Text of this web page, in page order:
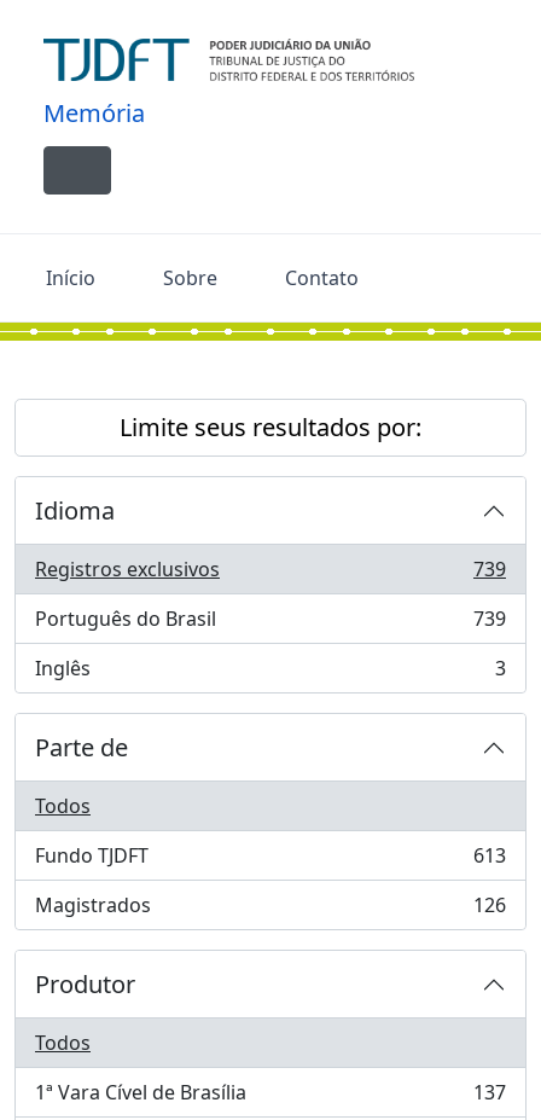
Memória
Toggle navigation
Início Sobre Contato
Limite seus resultados por:
Idioma
Registros exclusivos
, 739 resultados
739
Português do Brasil
, 739 resultados
739
Inglês
, 3 resultados 3
Parte de
Todos
Fundo TJDFT
, 613 resultados
613
Magistrados
, 126 resultados 126
Produtor
Todos
1ª Vara Cível de Brasília
, 137 resultados
137